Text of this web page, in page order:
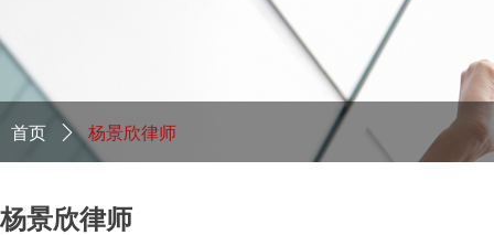
杨景欣律师
首页 ꄲ 杨景欣律师